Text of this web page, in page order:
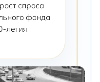
спроса
фонда
летия